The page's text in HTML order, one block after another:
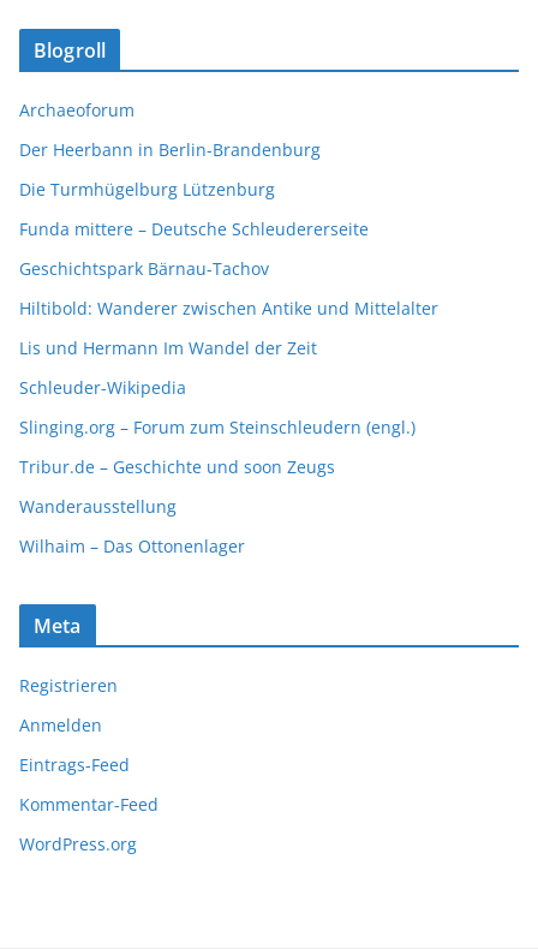
Blogroll
Archaeoforum
Der Heerbann in Berlin-Brandenburg
Die Turmhügelburg Lützenburg
Funda mittere – Deutsche Schleudererseite
Geschichtspark Bärnau-Tachov
Hiltibold: Wanderer zwischen Antike und Mittelalter
Lis und Hermann Im Wandel der Zeit
Schleuder-Wikipedia
Slinging.org – Forum zum Steinschleudern (engl.)
Tribur.de – Geschichte und soon Zeugs
Wanderausstellung
Wilhaim – Das Ottonenlager
Meta
Registrieren
Anmelden
Eintrags-Feed
Kommentar-Feed
WordPress.org